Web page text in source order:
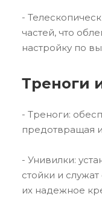
-
частей, что
настройку по
Треноги
- Треноги:
предотвращая
- Унивилки:
стойки и
их надежное